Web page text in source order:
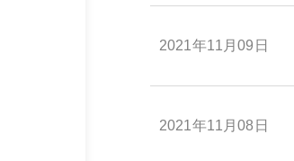
2021年11月09日
2021年11月08日